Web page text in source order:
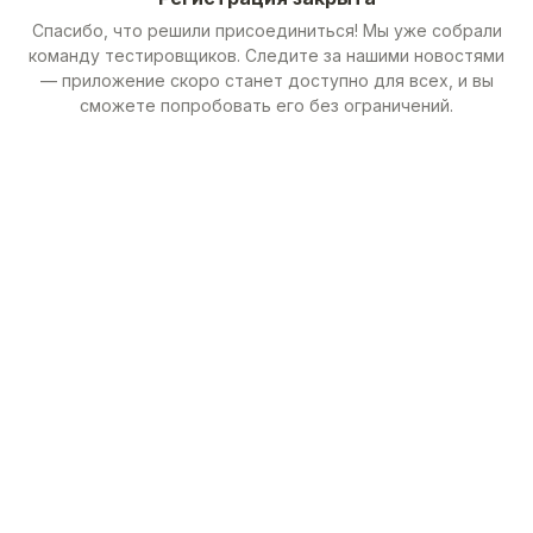
Спасибо, что решили присоединиться! Мы уже собрали
команду тестировщиков. Следите за нашими новостями
— приложение скоро станет доступно для всех, и вы
сможете попробовать его без ограничений.